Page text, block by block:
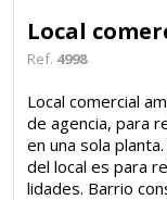
Local
Ref. 4998
Local comercial
de agencia, para
en una sola
del local es para
lidades. Barrio